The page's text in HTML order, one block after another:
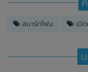
สมาร์ทโฟน เปิ